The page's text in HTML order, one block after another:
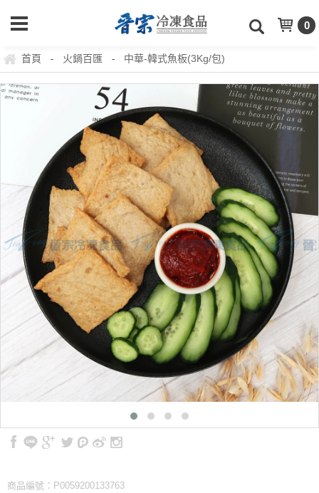
0
首頁 - 火鍋百匯 - 中華-韓式魚板(3Kg/包)
商品編號：P0059200133763